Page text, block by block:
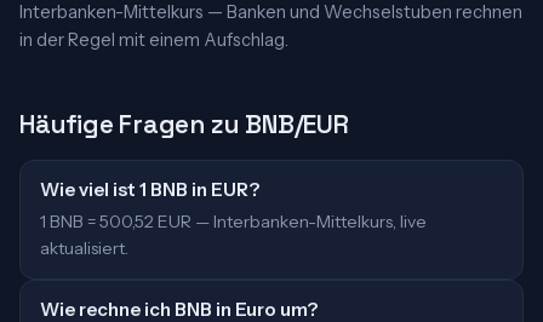
Interbanken-Mittelkurs — Banken und Wechselstuben rechnen
in der Regel mit einem Aufschlag.
Häufige Fragen zu BNB/EUR
Wie viel ist 1 BNB in EUR?
1 BNB = 500,52 EUR — Interbanken-Mittelkurs, live
aktualisiert.
Wie rechne ich BNB in Euro um?